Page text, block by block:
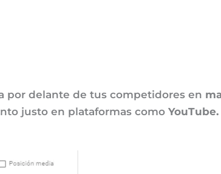
por delante de tus competidores en
justo en plataformas como YouTube.